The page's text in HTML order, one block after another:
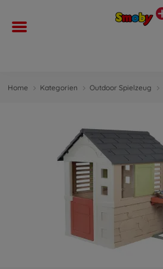
Home Kategorien Outdoor Spielzeug